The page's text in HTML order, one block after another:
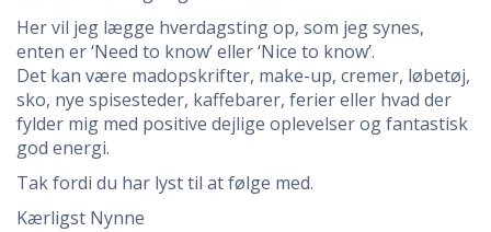
Her vil jeg lægge hverdagsting op, som jeg synes,
enten er ‘Need to know’ eller ‘Nice to know’.
Det kan være madopskrifter, make-up, cremer, løbetøj,
sko, nye spisesteder, kaffebarer, ferier eller hvad der
fylder mig med positive dejlige oplevelser og fantastisk
god energi.
Tak fordi du har lyst til at følge med.
Kærligst Nynne